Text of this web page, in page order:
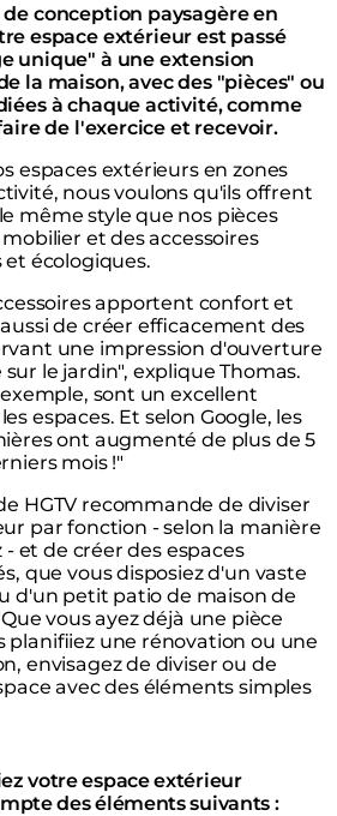
conception paysagère en
espace extérieur est passé
unique" à une extension
la maison, avec des "pièces" ou
à chaque activité, comme
de l'exercice et recevoir.
espaces extérieurs en zones
nous voulons qu'ils offrent
même style que nos pièces
et des accessoires
écologiques.
apportent confort et
de créer efficacement des
une impression d'ouverture
le jardin", explique Thomas.
sont un excellent
espaces. Et selon Google, les
ont augmenté de plus de 5
mois !"
HGTV recommande de diviser
par fonction - selon la manière
et de créer des espaces
que vous disposiez d'un vaste
d'un petit patio de maison de
vous ayez déjà une pièce
planifiiez une rénovation ou une
envisagez de diviser ou de
avec des éléments simples
votre espace extérieur
des éléments suivants :